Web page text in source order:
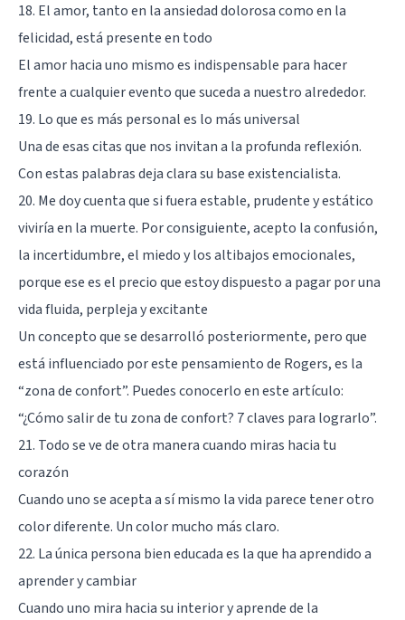
18. El amor, tanto en la ansiedad dolorosa como en la
felicidad, está presente en todo
El amor hacia uno mismo es indispensable para hacer
frente a cualquier evento que suceda a nuestro alrededor.
19. Lo que es más personal es lo más universal
Una de esas citas que nos invitan a la profunda reflexión.
Con estas palabras deja clara su base existencialista.
20. Me doy cuenta que si fuera estable, prudente y estático
viviría en la muerte. Por consiguiente, acepto la confusión,
la incertidumbre, el miedo y los altibajos emocionales,
porque ese es el precio que estoy dispuesto a pagar por una
vida fluida, perpleja y excitante
Un concepto que se desarrolló posteriormente, pero que
está influenciado por este pensamiento de Rogers, es la
“zona de confort”. Puedes conocerlo en este artículo:
“¿Cómo salir de tu zona de confort? 7 claves para lograrlo”.
21. Todo se ve de otra manera cuando miras hacia tu
corazón
Cuando uno se acepta a sí mismo la vida parece tener otro
color diferente. Un color mucho más claro.
22. La única persona bien educada es la que ha aprendido a
aprender y cambiar
Cuando uno mira hacia su interior y aprende de la